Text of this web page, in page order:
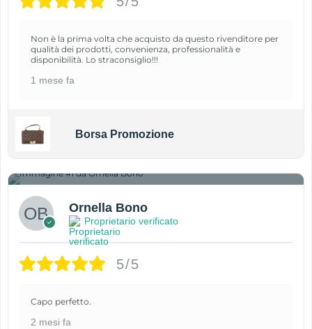
Non è la prima volta che acquisto da questo rivenditore per
qualità dei prodotti, convenienza, professionalità e
disponibilità. Lo straconsiglio!!!
1 mese fa
Borsa Promozione
Ornella Bono
Proprietario verificato
5/5
Capo perfetto.
2 mesi fa